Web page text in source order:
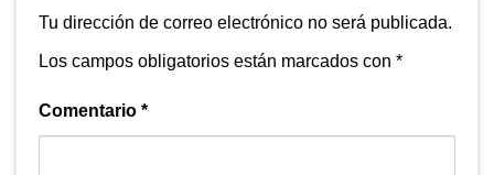
Tu dirección de correo electrónico no será publicada.
Los campos obligatorios están marcados con *
Comentario *